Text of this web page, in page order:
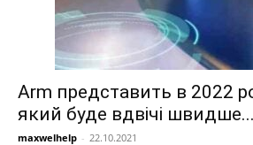
Arm представить в 2022
який буде вдвічі швидше...
maxwelhelp - 22.10.2021